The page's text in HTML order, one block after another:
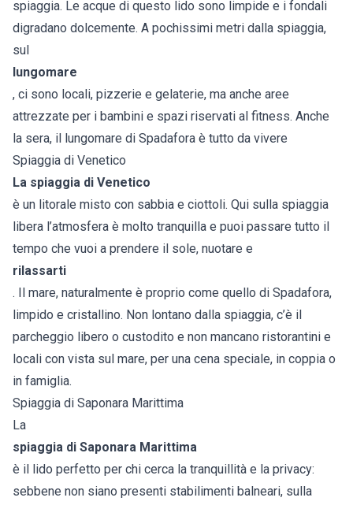
spiaggia. Le acque di questo lido sono limpide e i fondali
digradano dolcemente. A pochissimi metri dalla spiaggia,
sul
lungomare
, ci sono locali, pizzerie e gelaterie, ma anche aree
attrezzate per i bambini e spazi riservati al fitness. Anche
la sera, il lungomare di Spadafora è tutto da vivere
Spiaggia di Venetico
La spiaggia di Venetico
è un litorale misto con sabbia e ciottoli. Qui sulla spiaggia
libera l’atmosfera è molto tranquilla e puoi passare tutto il
tempo che vuoi a prendere il sole, nuotare e
rilassarti
. Il mare, naturalmente è proprio come quello di Spadafora,
limpido e cristallino. Non lontano dalla spiaggia, c’è il
parcheggio libero o custodito e non mancano ristorantini e
locali con vista sul mare, per una cena speciale, in coppia o
in famiglia.
Spiaggia di Saponara Marittima
La
spiaggia di Saponara Marittima
è il lido perfetto per chi cerca la tranquillità e la privacy:
sebbene non siano presenti stabilimenti balneari, sulla